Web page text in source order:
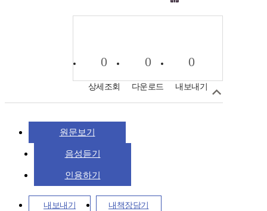
0
상세조회
0
다운로드
0
내보내기
원문보기
음성듣기
인용하기
내보내기 내책장담기